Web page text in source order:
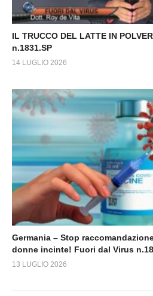
IL TRUCCO DEL LATTE IN
n.1831.SP
14 LUGLIO 2026
Germania – Stop
donne incinte! Fuori dal Virus
13 LUGLIO 2026